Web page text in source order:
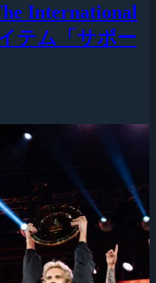
International
テム「サポー